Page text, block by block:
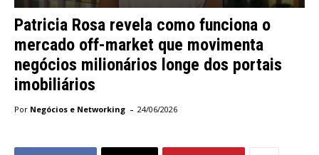
Patricia Rosa revela como funciona o
mercado off-market que movimenta
negócios milionários longe dos portais
imobiliários
Por Negócios e Networking - 24/06/2026